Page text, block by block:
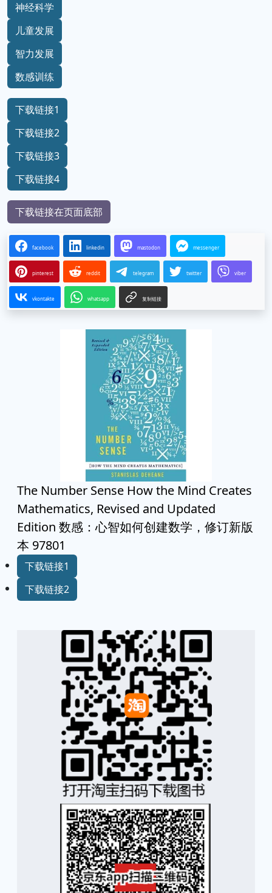
神经科学
儿童发展
智力发展
数感训练
下载链接1
下载链接2
下载链接3
下载链接4
下载链接在页面底部
facebook linkedin mastodon messenger
pinterest reddit telegram twitter viber
vkontakte whatsapp 复制链接
The Number Sense How the Mind Creates
Mathematics, Revised and Updated
Edition 数感：心智如何创建数学，修订新版
本 97801
下载链接1
下载链接2